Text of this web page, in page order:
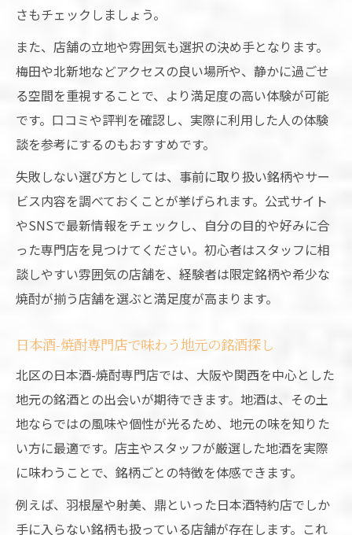
さもチェックしましょう。
また、店舗の立地や雰囲気も選択の決め手となります。
梅田や北新地などアクセスの良い場所や、静かに過ごせ
る空間を重視することで、より満足度の高い体験が可能
です。口コミや評判を確認し、実際に利用した人の体験
談を参考にするのもおすすめです。
失敗しない選び方としては、事前に取り扱い銘柄やサー
ビス内容を調べておくことが挙げられます。公式サイト
やSNSで最新情報をチェックし、自分の目的や好みに合
った専門店を見つけてください。初心者はスタッフに相
談しやすい雰囲気の店舗を、経験者は限定銘柄や希少な
焼酎が揃う店舗を選ぶと満足度が高まります。
日本酒-焼酎専門店で味わう地元の銘酒探し
北区の日本酒-焼酎専門店では、大阪や関西を中心とした
地元の銘酒との出会いが期待できます。地酒は、その土
地ならではの風味や個性が光るため、地元の味を知りた
い方に最適です。店主やスタッフが厳選した地酒を実際
に味わうことで、銘柄ごとの特徴を体感できます。
例えば、羽根屋や射美、鼎といった日本酒特約店でしか
手に入らない銘柄も扱っている店舗が存在します。これ